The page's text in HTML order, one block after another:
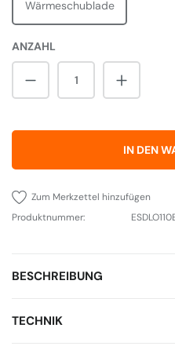
Wärmeschublade
ANZAHL
Produkt Anzahl:
IN DEN
Zum Merkzettel hinzufügen
Produktnummer:
BESCHREIBUNG
TECHNIK